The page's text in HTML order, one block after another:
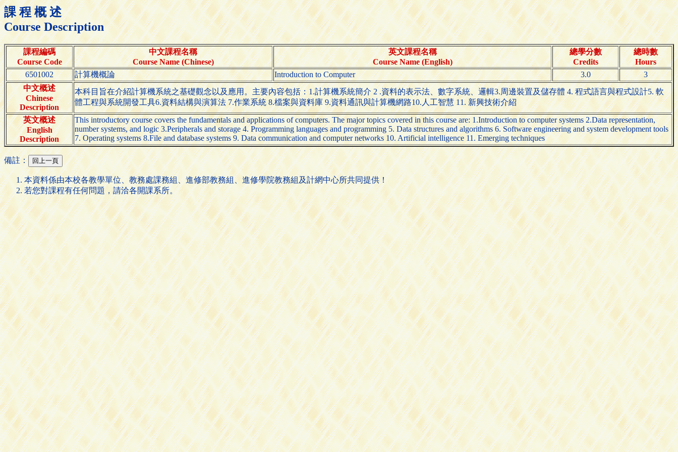
課 程 概 述
Course Description
課程編碼
Course Code
中文課程名稱
Course Name (Chinese)
英文課程名稱
Course Name (English)
總學分數
Credits
總時數
Hours
6501002
計算機概論 Introduction to Computer 3.0
3
中文概述
Chinese
Description
本科目旨在介紹計算機系統之基礎觀念以及應用。主要內容包括：1.計算機系統簡介 2 .資料的表示法、數字系統、邏輯3.周邊裝置及儲存體 4. 程式語言與程式設計5. 軟
體工程與系統開發工具6.資料結構與演算法 7.作業系統 8.檔案與資料庫 9.資料通訊與計算機網路10.人工智慧 11. 新興技術介紹
英文概述
English
Description
This introductory course covers the fundamentals and applications of computers. The major topics covered in this course are: 1.Introduction to computer systems 2.Data representation,
number systems, and logic 3.Peripherals and storage 4. Programming languages and programming 5. Data structures and algorithms 6. Software engineering and system development tools
7. Operating systems 8.File and database systems 9. Data communication and computer networks 10. Artificial intelligence 11. Emerging techniques
備註：
本資料係由本校各教學單位、教務處課務組、進修部教務組、進修學院教務組及計網中心所共同提供！
若您對課程有任何問題，請洽各開課系所。